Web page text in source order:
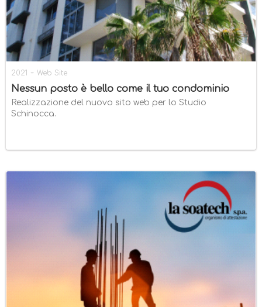
2021 - Web Site
Nessun posto è bello come il tuo condominio
Realizzazione del nuovo sito web per lo Studio
Schinocca.